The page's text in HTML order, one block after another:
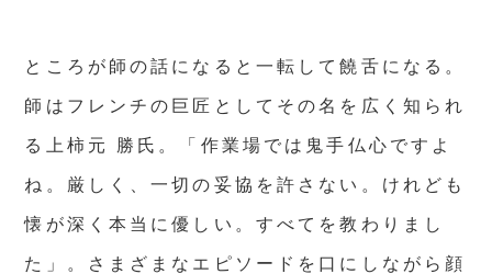
ところが師の話になると一転して饒舌になる。
師はフレンチの巨匠としてその名を広く知られ
る上柿元 勝氏。「作業場では鬼手仏心ですよ
ね。厳しく、一切の妥協を許さない。けれども
懐が深く本当に優しい。すべてを教わりまし
た」。さまざまなエピソードを口にしながら顔